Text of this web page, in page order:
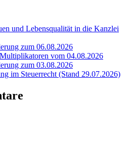
und Lebensqualität in die Kanzlei
zum 06.08.2026
vom 04.08.2026
zum 03.08.2026
im Steuerrecht (Stand 29.07.2026)